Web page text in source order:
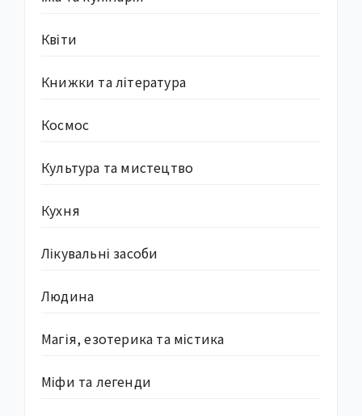
Квіти
Книжки та література
Космос
Культура та мистецтво
Кухня
Лікувальні засоби
Людина
Магія, езотерика та містика
Міфи та легенди